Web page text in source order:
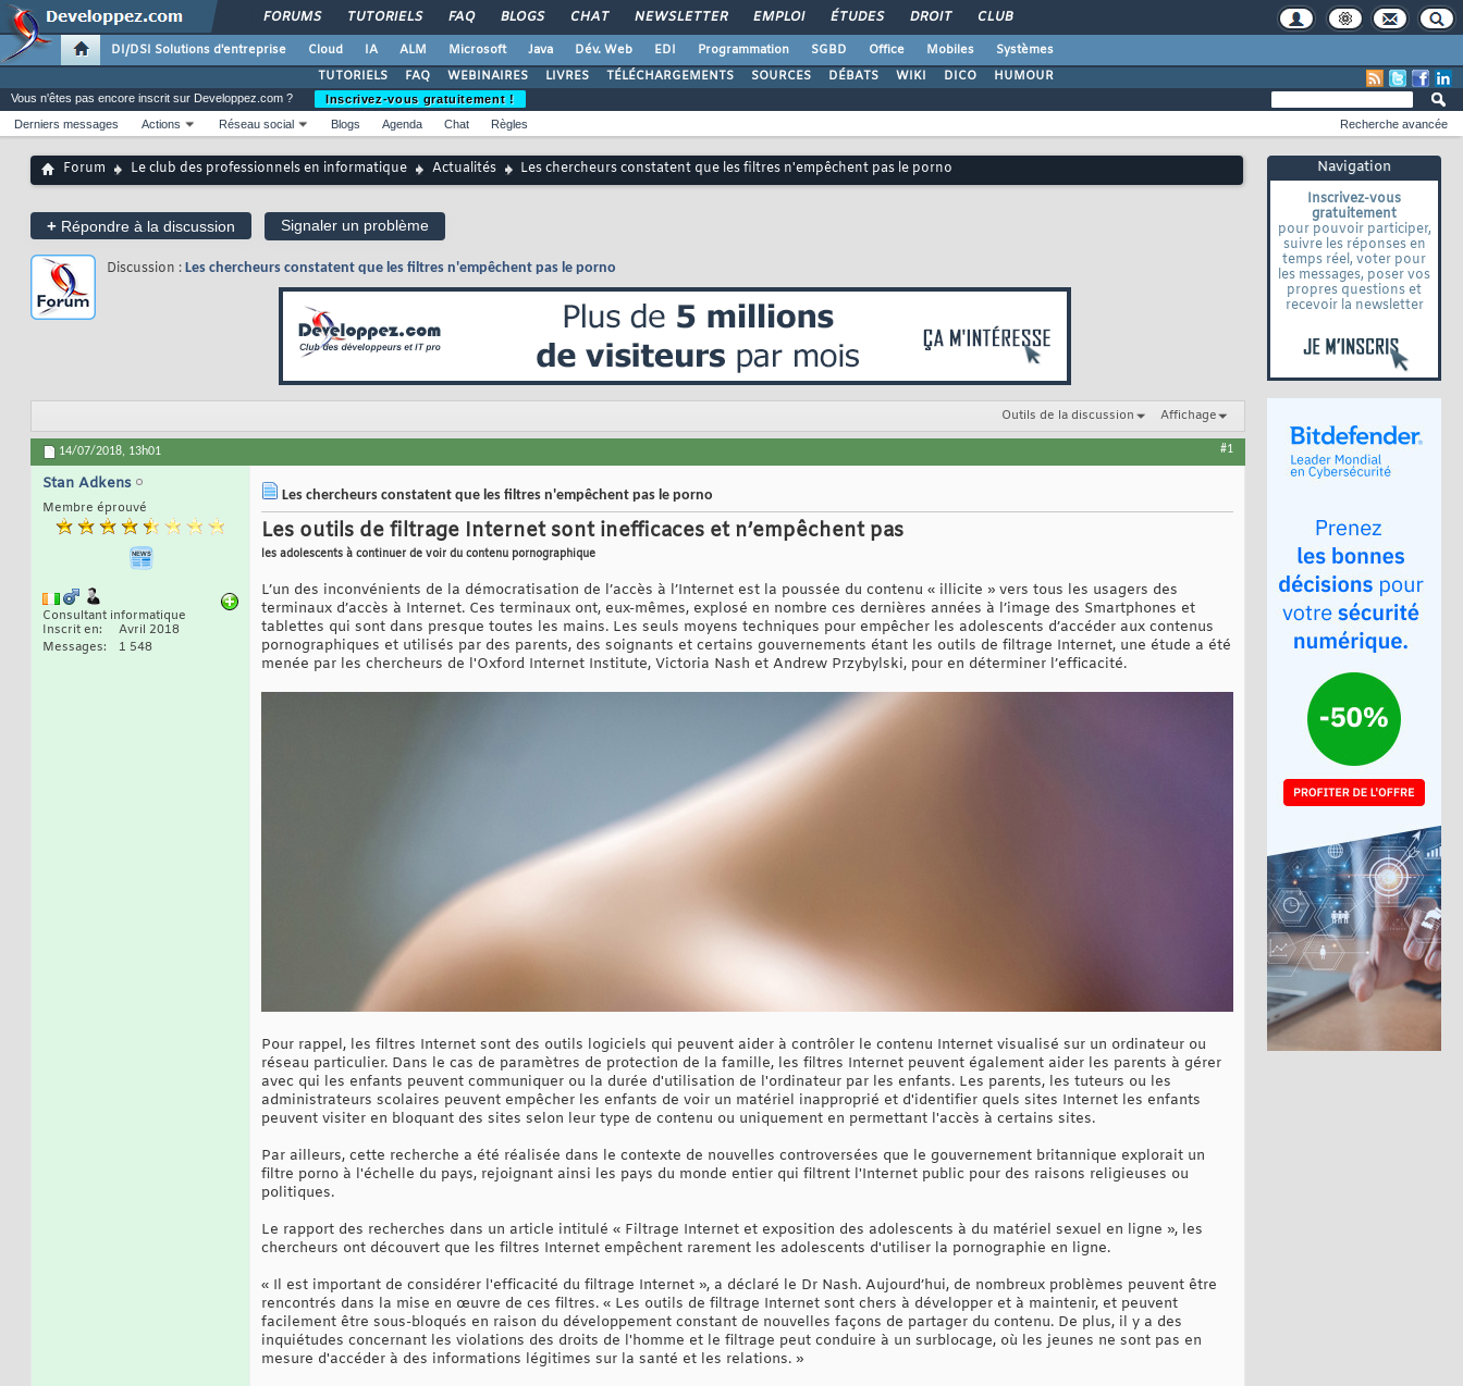
FORUMS TUTORIELS FAQ BLOGS CHAT NEWSLETTER EMPLOI ÉTUDES DROIT CLUB
DI/DSI Solutions d'entreprise Cloud IA ALM Microsoft Java Dév. Web EDI Programmation SGBD Office Mobiles
Systèmes
TUTORIELS
FAQ WEBINAIRES LIVRES TÉLÉCHARGEMENTS SOURCES DÉBATS WIKI DICO HUMOUR
Navigation
Inscrivez-vous
gratuitement
pour pouvoir participer,
suivre les réponses en
temps réel, voter pour
les messages, poser vos
propres questions et
recevoir la newsletter
Vous n'êtes pas encore inscrit sur Developpez.com ?
Inscrivez-vous gratuitement !
Derniers messages
Actions Réseau social Blogs Agenda Chat Règles Recherche avancée
Forum Le club des professionnels en informatique Actualités Les chercheurs constatent que les filtres n'empêchent pas le porno
+ Répondre à la discussion Signaler un problème
Discussion : Les chercheurs constatent que les filtres n'empêchent pas le porno
Outils de la discussion Affichage
14/07/2018, 13h01 #1
Stan Adkens
Membre éprouvé
Consultant informatique
Inscrit en
Avril 2018
Messages
1 548
Les chercheurs constatent que les filtres n'empêchent pas le porno
Les outils de filtrage Internet sont inefficaces et n’empêchent pas
les adolescents à continuer de voir du contenu pornographique
L’un des inconvénients de la démocratisation de l’accès à l’Internet est la poussée du contenu « illicite » vers tous les usagers des
terminaux d’accès à Internet. Ces terminaux ont, eux-mêmes, explosé en nombre ces dernières années à l’image des Smartphones et
tablettes qui sont dans presque toutes les mains. Les seuls moyens techniques pour empêcher les adolescents d’accéder aux contenus
pornographiques et utilisés par des parents, des soignants et certains gouvernements étant les outils de filtrage Internet, une étude a été
menée par les chercheurs de l'Oxford Internet Institute, Victoria Nash et Andrew Przybylski, pour en déterminer l’efficacité.
Pour rappel, les filtres Internet sont des outils logiciels qui peuvent aider à contrôler le contenu Internet visualisé sur un ordinateur ou
réseau particulier. Dans le cas de paramètres de protection de la famille, les filtres Internet peuvent également aider les parents à gérer
avec qui les enfants peuvent communiquer ou la durée d'utilisation de l'ordinateur par les enfants. Les parents, les tuteurs ou les
administrateurs scolaires peuvent empêcher les enfants de voir un matériel inapproprié et d'identifier quels sites Internet les enfants
peuvent visiter en bloquant des sites selon leur type de contenu ou uniquement en permettant l'accès à certains sites.
Par ailleurs, cette recherche a été réalisée dans le contexte de nouvelles controversées que le gouvernement britannique explorait un
filtre porno à l'échelle du pays, rejoignant ainsi les pays du monde entier qui filtrent l'Internet public pour des raisons religieuses ou
politiques.
Le rapport des recherches dans un article intitulé « Filtrage Internet et exposition des adolescents à du matériel sexuel en ligne », les
chercheurs ont découvert que les filtres Internet empêchent rarement les adolescents d'utiliser la pornographie en ligne.
« Il est important de considérer l'efficacité du filtrage Internet », a déclaré le Dr Nash. Aujourd’hui, de nombreux problèmes peuvent être
rencontrés dans la mise en œuvre de ces filtres. « Les outils de filtrage Internet sont chers à développer et à maintenir, et peuvent
facilement être sous-bloqués en raison du développement constant de nouvelles façons de partager du contenu. De plus, il y a des
inquiétudes concernant les violations des droits de l'homme et le filtrage peut conduire à un surblocage, où les jeunes ne sont pas en
mesure d'accéder à des informations légitimes sur la santé et les relations. »